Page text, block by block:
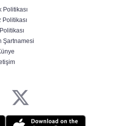
Erdoğan'dan Terörsüz
Salah açıklaması!
Politikası
Politikası
Şartnamesi